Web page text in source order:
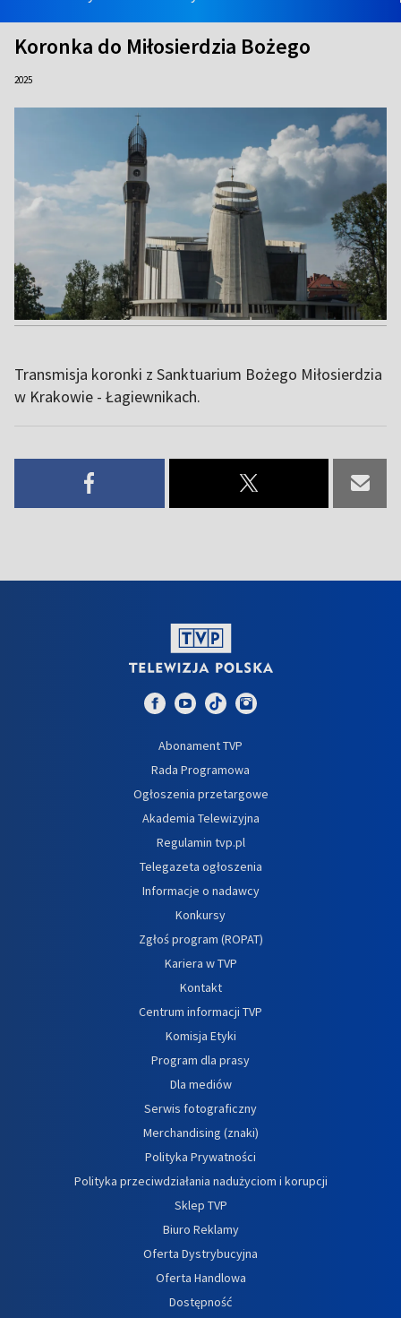
Koronka do Miłosierdzia Bożego
2025
Transmisja koronki z Sanktuarium Bożego Miłosierdzia
w Krakowie - Łagiewnikach.
Abonament TVP
Rada Programowa
Ogłoszenia przetargowe
Akademia Telewizyjna
Regulamin tvp.pl
Telegazeta ogłoszenia
Informacje o nadawcy
Konkursy
Zgłoś program (ROPAT)
Kariera w TVP
Kontakt
Centrum informacji TVP
Komisja Etyki
Program dla prasy
Dla mediów
Serwis fotograficzny
Merchandising (znaki)
Polityka Prywatności
Polityka przeciwdziałania nadużyciom i korupcji
Sklep TVP
Biuro Reklamy
Oferta Dystrybucyjna
Oferta Handlowa
Dostępność